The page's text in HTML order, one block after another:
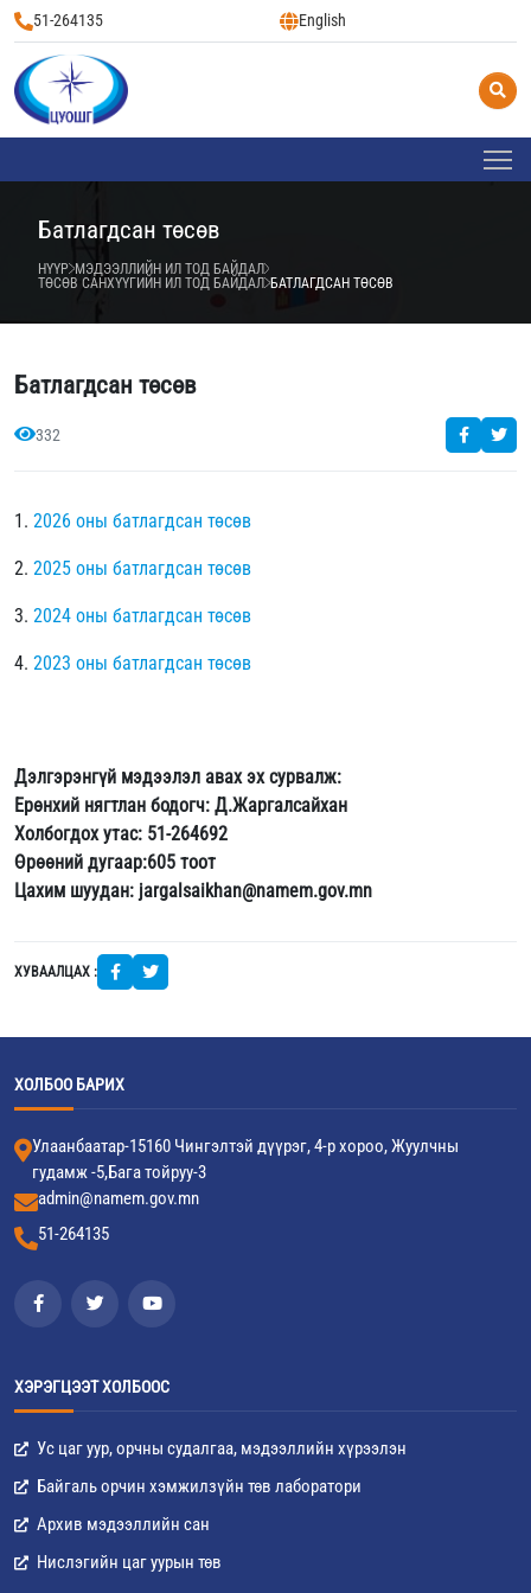
51-264135 English
Батлагдсан төсөв
НҮҮР МЭДЭЭЛЛИЙН ИЛ ТОД БАЙДАЛ
ТӨСӨВ САНХҮҮГИЙН ИЛ ТОД БАЙДАЛ БАТЛАГДСАН ТӨСӨВ
Батлагдсан төсөв
332
1. 2026 оны батлагдсан төсөв
2. 2025 оны батлагдсан төсөв
3. 2024 оны батлагдсан төсөв
4. 2023 оны батлагдсан төсөв
Дэлгэрэнгүй мэдээлэл авах эх сурвалж:
Ерөнхий нягтлан бодогч: Д.Жаргалсайхан
Холбогдох утас: 51-264692
Өрөөний дугаар:605 тоот
Цахим шуудан: jargalsaikhan@namem.gov.mn
ХУВААЛЦАХ :
ХОЛБОО БАРИХ
Улаанбаатар-15160 Чингэлтэй дүүрэг, 4-р хороо, Жуулчны
гудамж -5,Бага тойруу-3
admin@namem.gov.mn
51-264135
ХЭРЭГЦЭЭТ ХОЛБООС
Ус цаг уур, орчны судалгаа, мэдээллийн хүрээлэн
Байгаль орчин хэмжилзүйн төв лаборатори
Архив мэдээллийн сан
Нислэгийн цаг уурын төв